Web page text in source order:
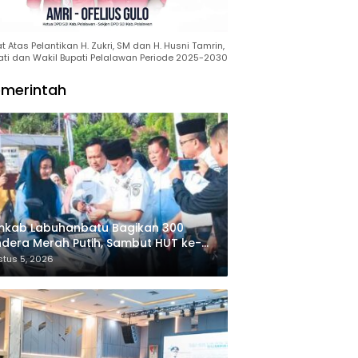
Atas Pelantikan H. Zukri, SM dan H. Husni Tamrin,
dan Wakil Bupati Pelalawan Periode 2025-2030
Labuhanbatu Bagikan 300
Merah Putih, Sambut HUT ke-81
RI
5, 2026